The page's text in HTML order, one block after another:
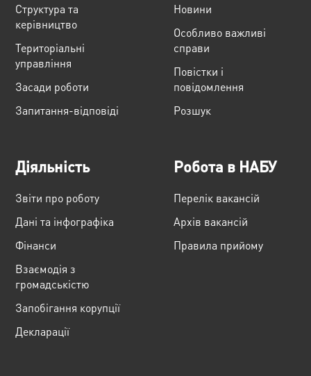
Структура та
керівництво
Територіальні
управління
Засади роботи
Запитання-відповіді
Новини
Особливо важливі
справи
Повістки і
повідомлення
Розшук
Діяльність
Звіти про роботу
Дані та інфографіка
Фінанси
Взаємодія з
громадськістю
Запобігання корупції
Декларації
Робота в НАБУ
Перелік вакансій
Архів вакансій
Правила прийому